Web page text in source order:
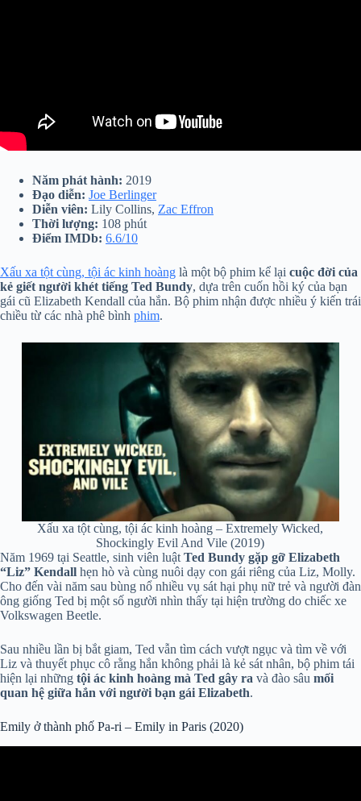
Năm phát hành: 2019
Đạo diễn: Joe Berlinger
Diễn viên: Lily Collins, Zac Effron
Thời lượng: 108 phút
Điểm IMDb: 6.6/10
Xấu xa tột cùng, tội ác kinh hoàng là một bộ phim kể lại cuộc đời của
kẻ giết người khét tiếng Ted Bundy, dựa trên cuốn hồi ký của bạn
gái cũ Elizabeth Kendall của hắn. Bộ phim nhận được nhiều ý kiến trái
chiều từ các nhà phê bình phim.
Xấu xa tột cùng, tội ác kinh hoàng – Extremely Wicked,
Shockingly Evil And Vile (2019)
Năm 1969 tại Seattle, sinh viên luật Ted Bundy gặp gỡ Elizabeth
“Liz” Kendall hẹn hò và cùng nuôi dạy con gái riêng của Liz, Molly.
Cho đến vài năm sau bùng nổ nhiều vụ sát hại phụ nữ trẻ và người đàn
ông giống Ted bị một số người nhìn thấy tại hiện trường do chiếc xe
Volkswagen Beetle.
Sau nhiều lần bị bắt giam, Ted vẫn tìm cách vượt ngục và tìm về với
Liz và thuyết phục cô rằng hắn không phải là kẻ sát nhân, bộ phim tái
hiện lại những tội ác kinh hoàng mà Ted gây ra và đào sâu mối
quan hệ giữa hắn với người bạn gái Elizabeth.
Emily ở thành phố Pa-ri – Emily in Paris (2020)